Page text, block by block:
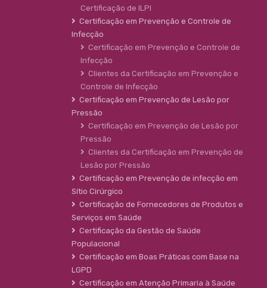
Certificação de ILPI
Certificação em Prevenção e Controle de
Infecção
Certificação em Prevenção e Controle de
Infecção
Clientes da Certificação em Prevenção e
Controle de Infecção
Certificação em Prevenção de Lesão por
Pressão
Certificação em Prevenção de Lesão por
Pressão
Clientes da Certificação em Prevenção de
Lesão por Pressão
Certificação em Prevenção de infecção em
Sítio Cirúrgico
Certificação de Fornecedores de Produtos e
Serviços em Saúde
Certificação da Gestão de Saúde
Populacional
Certificação em Boas Práticas com Base na
LGPD
Certificação em Atenção Primaria à Saúde